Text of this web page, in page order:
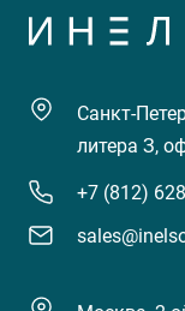
Санкт-
литера З,
+7 (812)